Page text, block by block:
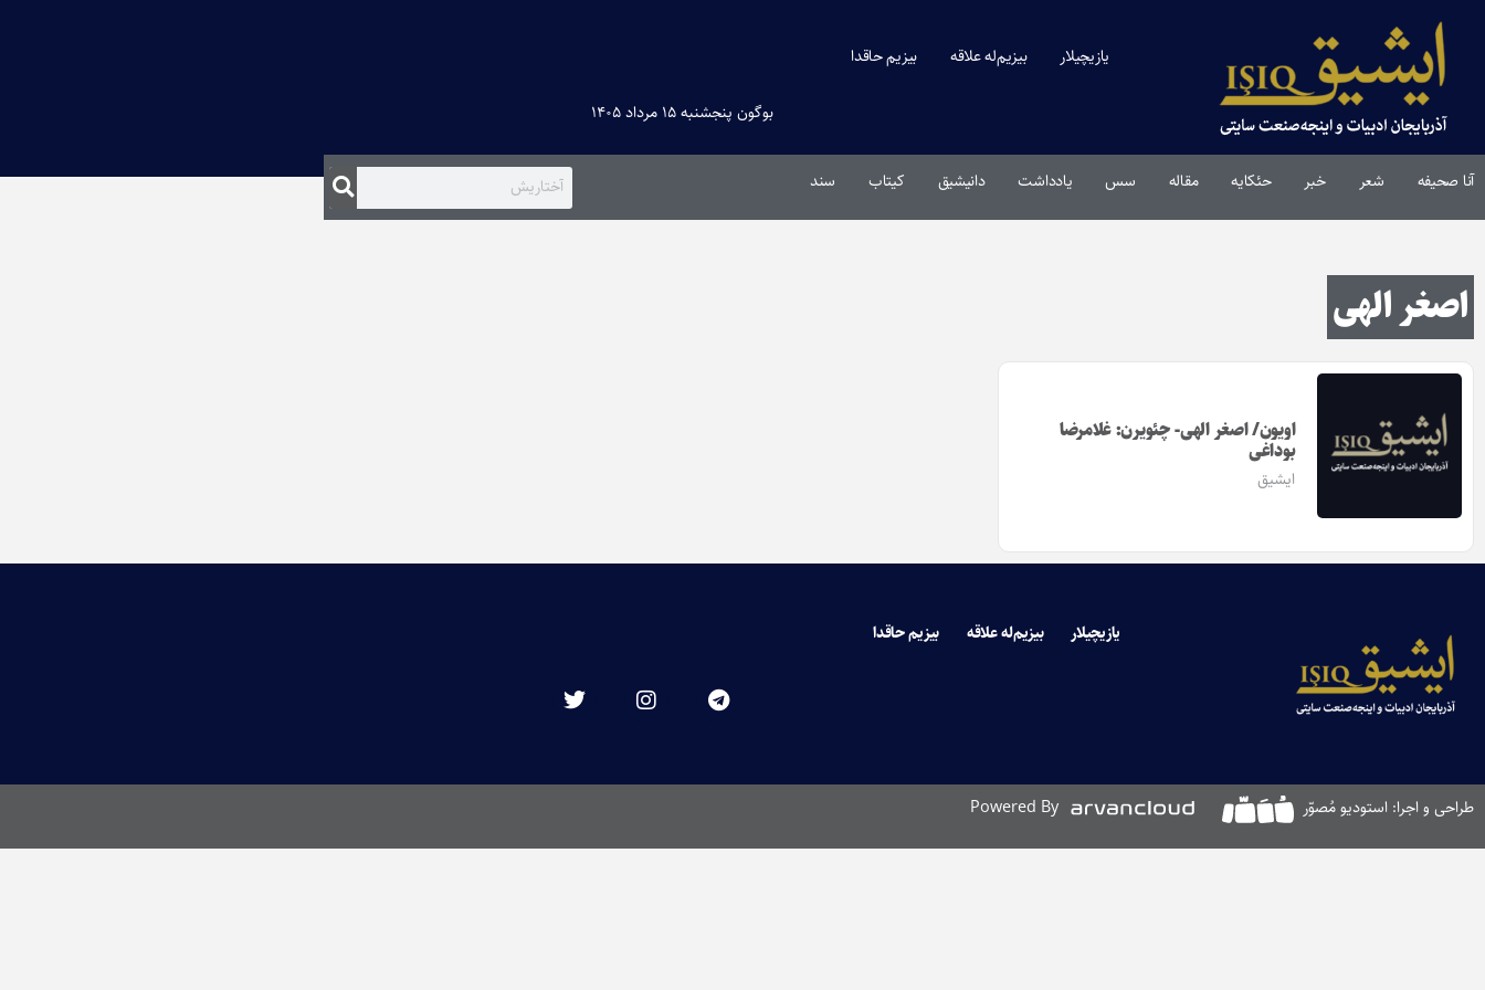
یازیچیلار بیزیم‌له علاقه بیزیم حاقدا
بوگون پنجشنبه ۱۵ مرداد ۱۴۰۵
آنا صحیفه شعر خبر حئکایه مقاله‌ سس یادداشت دانیشیق کیتاب سند
اصغر الهی
اویون/ اصغر الهی- چئویرن: غلامرضا
بوداغی
ایشیق
یازیچیلار بیزیم‌له علاقه بیزیم حاقدا
طراحی و اجرا: استودیو مُصوّر Powered By